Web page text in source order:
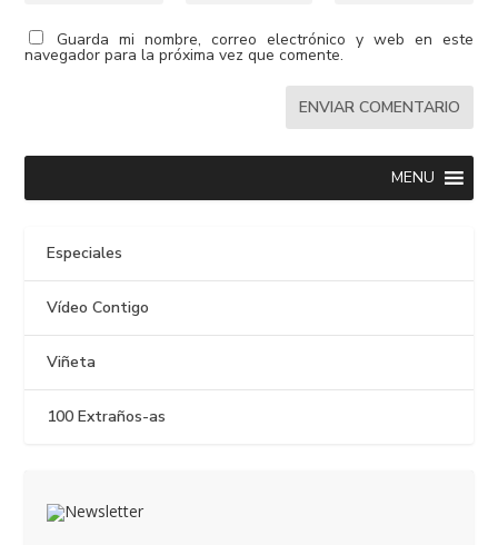
Guarda mi nombre, correo electrónico y web en este
navegador para la próxima vez que comente.
MENU
Especiales
Vídeo Contigo
Viñeta
100 Extraños-as